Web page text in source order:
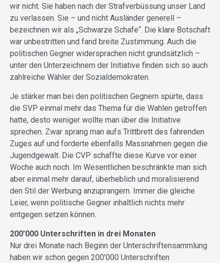
wir nicht. Sie haben nach der Strafverbüssung unser Land
zu verlassen. Sie – und nicht Ausländer generell –
bezeichnen wir als „Schwarze Schafe“. Die klare Botschaft
war unbestritten und fand breite Zustimmung. Auch die
politischen Gegner widersprachen nicht grundsätzlich –
unter den Unterzeichnern der Initiative finden sich so auch
zahlreiche Wähler der Sozialdemokraten.
Je stärker man bei den politischen Gegnern spürte, dass
die SVP einmal mehr das Thema für die Wahlen getroffen
hatte, desto weniger wollte man über die Initiative
sprechen. Zwar sprang man aufs Trittbrett des fahrenden
Zuges auf und forderte ebenfalls Massnahmen gegen die
Jugendgewalt. Die CVP schaffte diese Kurve vor einer
Woche auch noch. Im Wesentlichen beschränkte man sich
aber einmal mehr darauf, überheblich und moralisierend
den Stil der Werbung anzuprangern. Immer die gleiche
Leier, wenn politische Gegner inhaltlich nichts mehr
entgegen setzen können.
200’000 Unterschriften in drei Monaten
Nur drei Monate nach Beginn der Unterschriftensammlung
haben wir schon gegen 200’000 Unterschriften